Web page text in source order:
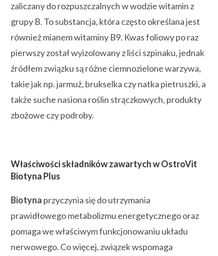
zaliczany do rozpuszczalnych w wodzie witamin z
grupy B. To substancja, która często określana jest
również mianem witaminy B9. Kwas foliowy po raz
pierwszy został wyizolowany z liści szpinaku, jednak
źródłem związku są różne ciemnozielone warzywa,
takie jak np. jarmuż, brukselka czy natka pietruszki, a
także suche nasiona roślin strączkowych, produkty
zbożowe czy podroby.
Właściwości składników zawartych w OstroVit
Biotyna Plus
Biotyna przyczynia się do utrzymania
prawidłowego metabolizmu energetycznego oraz
pomaga we właściwym funkcjonowaniu układu
nerwowego. Co więcej, związek wspomaga